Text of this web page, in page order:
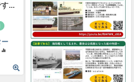
...
ー